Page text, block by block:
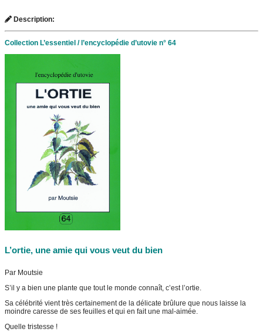
Description:
Collection L’essentiel / l’encyclopédie d’utovie n° 64
L’ortie, une amie qui vous veut du bien
Par Moutsie
S’il y a bien une plante que tout le monde connaît, c’est l’ortie.
Sa célébrité vient très certainement de la délicate brûlure que nous laisse la
moindre caresse de ses feuilles et qui en fait une mal-aimée.
Quelle tristesse !